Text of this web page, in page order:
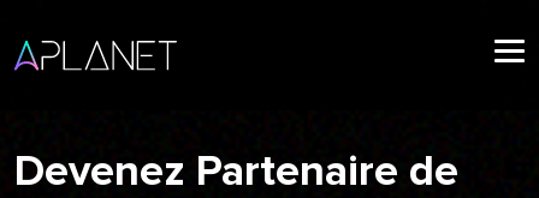
Devenez Partenaire de